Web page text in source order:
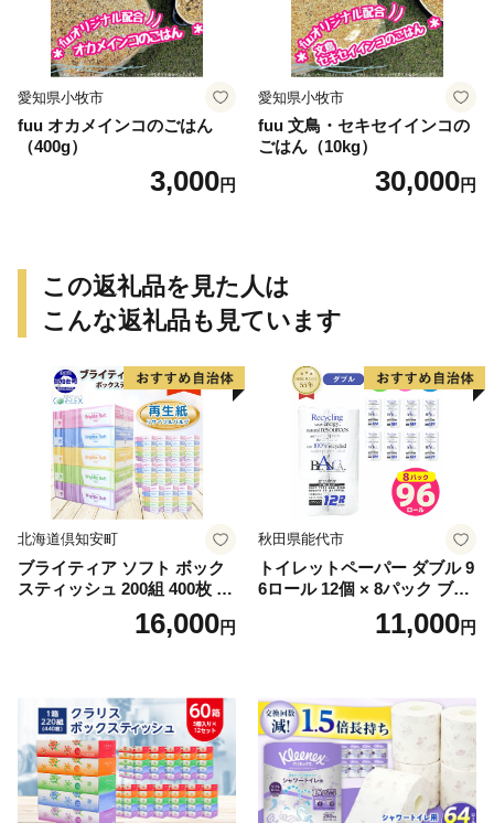
愛知県小牧市
fuu オカメインコのごはん
（400g）
3,000円
愛知県小牧市
fuu 文鳥・セキセイインコの
ごはん（10kg）
30,000円
この返礼品を見た人は
こんな返礼品も見ています
北海道倶知安町
ブライティア ソフト ボック
スティッシュ 200組 400枚 60
箱 日本製 まとめ買い ティッ
シュ リサイクル 長持 防災 常
倶知安町 日用品
16,000円
秋田県能代市
トイレットペーパー ダブル 9
6ロール 12個 × 8パック ブラ
ンカ 再生紙 100％ 芯あり 日
用品 消耗品 無香料 生活用品
11,000円